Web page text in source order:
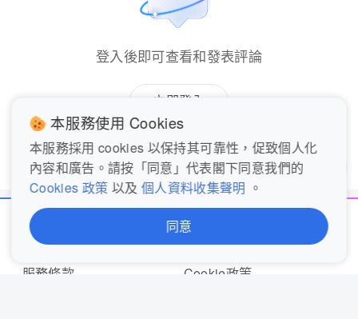
登入後即可查看和發表評論
立即登入
發表評論...
關於我們
服務條款
聯絡我們
Cookie政策
本服務使用 Cookies
本服務採用 cookies 以保持其可靠性，促致個人化
內容和廣告。請按「同意」代表閣下同意我們的
Cookies 政策 以及 個人資料收集聲明 。
同意